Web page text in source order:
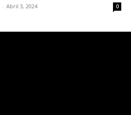
- Abril 3, 2024 0